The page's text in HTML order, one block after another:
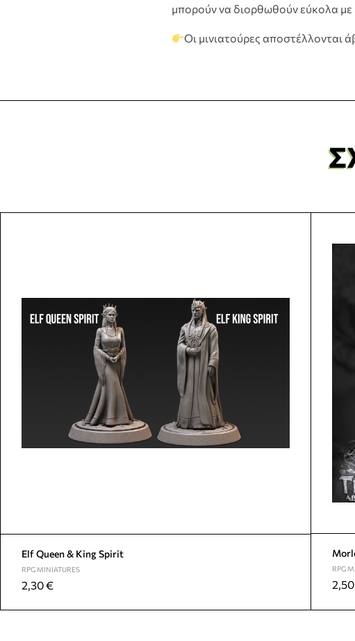
μπορούν να διορθωθούν εύκολα με
Οι μινιατούρες αποστέλλονται
Elf Queen & King Spirit
RPG MINIATURES
2,30€
RPG
2,50